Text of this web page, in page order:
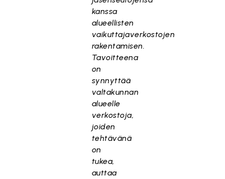
kanssa
alueellisten
vaikuttajaverkostojen
rakentamisen.
Tavoitteena
on
synnyttää
valtakunnan
alueelle
verkostoja,
joiden
tehtävänä
on
tukea,
auttaa